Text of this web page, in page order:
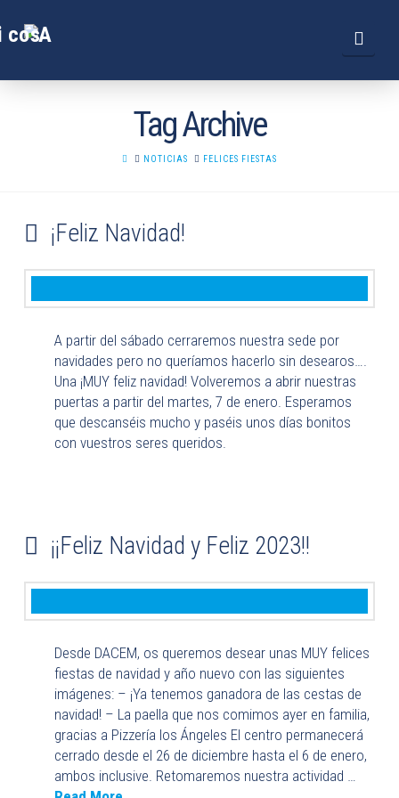
Tag Archive
HOMENOTICIAS FELICES FIESTAS
¡Feliz Navidad!
A partir del sábado cerraremos nuestra sede por
navidades pero no queríamos hacerlo sin desearos….
Una ¡MUY feliz navidad! Volveremos a abrir nuestras
puertas a partir del martes, 7 de enero. Esperamos
que descanséis mucho y paséis unos días bonitos
con vuestros seres queridos.
¡¡Feliz Navidad y Feliz 2023!!
Desde DACEM, os queremos desear unas MUY felices
fiestas de navidad y año nuevo con las siguientes
imágenes: – ¡Ya tenemos ganadora de las cestas de
navidad! – La paella que nos comimos ayer en familia,
gracias a Pizzería los Ángeles El centro permanecerá
cerrado desde el 26 de diciembre hasta el 6 de enero,
ambos inclusive. Retomaremos nuestra actividad …